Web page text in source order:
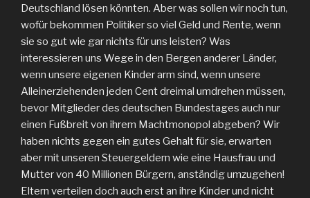
Deutschland lösen könnten. Aber was sollen wir noch tun,
wofür bekommen Politiker so viel Geld und Rente, wenn
sie so gut wie gar nichts für uns leisten? Was
interessieren uns Wege in den Bergen anderer Länder,
wenn unsere eigenen Kinder arm sind, wenn unsere
Alleinerziehenden jeden Cent dreimal umdrehen müssen,
bevor Mitglieder des deutschen Bundestages auch nur
einen Fußbreit von ihrem Machtmonopol abgeben? Wir
haben nichts gegen ein gutes Gehalt für sie, erwarten
aber mit unseren Steuergeldern wie eine Hausfrau und
Mutter von 40 Millionen Bürgern, anständig umzugehen!
Eltern verteilen doch auch erst an ihre Kinder und nicht